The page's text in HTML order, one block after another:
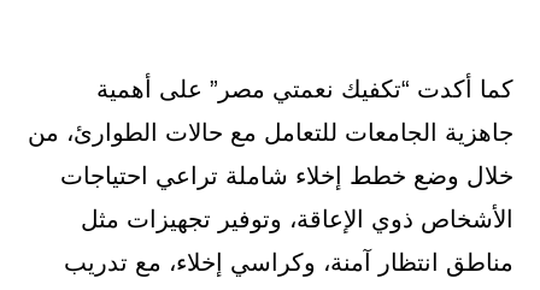
كما أكدت “تكفيك نعمتي مصر” على أهمية
جاهزية الجامعات للتعامل مع حالات الطوارئ، من
خلال وضع خطط إخلاء شاملة تراعي احتياجات
الأشخاص ذوي الإعاقة، وتوفير تجهيزات مثل
مناطق انتظار آمنة، وكراسي إخلاء، مع تدريب